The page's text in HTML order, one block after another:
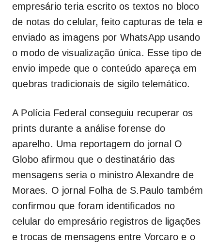
empresário teria escrito os textos no bloco
de notas do celular, feito capturas de tela e
enviado as imagens por WhatsApp usando
o modo de visualização única. Esse tipo de
envio impede que o conteúdo apareça em
quebras tradicionais de sigilo telemático.
A Polícia Federal conseguiu recuperar os
prints durante a análise forense do
aparelho. Uma reportagem do jornal O
Globo afirmou que o destinatário das
mensagens seria o ministro Alexandre de
Moraes. O jornal Folha de S.Paulo também
confirmou que foram identificados no
celular do empresário registros de ligações
e trocas de mensagens entre Vorcaro e o